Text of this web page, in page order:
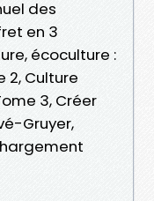
des
en 3
écoculture :
2, Culture
3, Créer
Gruyer,